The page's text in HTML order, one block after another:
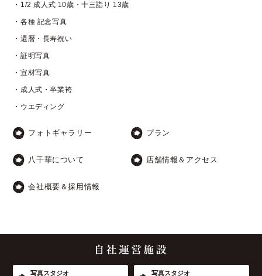
・1/2 成人式 10歳・十三詣り 13歳
・各種 記念写真
・還暦・長寿祝い
・証明写真
・宣材写真
・成人式・卒業袴
・ウエディング
フォトギャラリー プラン
八千華について 店舗情報＆アクセス
会社概要＆採用情報
写真スタジオ 写真スタジオ